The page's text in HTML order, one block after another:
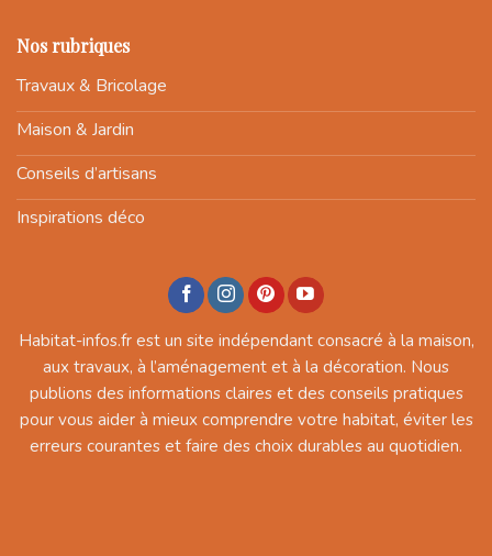
Nos rubriques
Travaux & Bricolage
Maison & Jardin
Conseils d’artisans
Inspirations déco
Habitat-infos.fr est un site indépendant consacré à la maison,
aux travaux, à l’aménagement et à la décoration. Nous
publions des informations claires et des conseils pratiques
pour vous aider à mieux comprendre votre habitat, éviter les
erreurs courantes et faire des choix durables au quotidien.